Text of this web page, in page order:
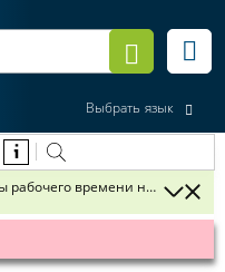
Выбрать язык
времени на 2019 год